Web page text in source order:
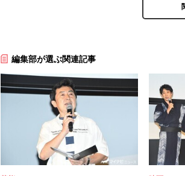
編集部が選ぶ関連記事